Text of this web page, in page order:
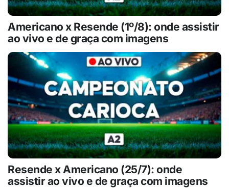
Americano x Resende (1º/8): onde assistir
ao vivo e de graça com imagens
Resende x Americano (25/7): onde
assistir ao vivo e de graça com imagens